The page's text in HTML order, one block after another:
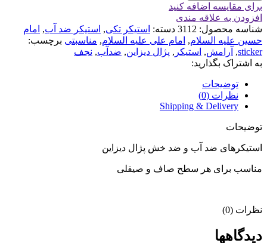
برای مقایسه اضافه کنید
افزودن به علاقه مندی
شناسه محصول: 3112 دسته: استیکر تکی, استیکر ضد آب, امام
حسین علیه السلام, امام علی علیه السلام, مناسبتی برچسب:
sticker
, آرامش, استیکر , پژال دیزاین, ضدآب, نجف
به اشتراک بگذارید:
توضیحات
نظرات (0)
Shipping & Delivery
توضیحات
استیکرهای ضد آب و ضد خش پژال دیزاین
مناسب برای هر سطح صاف و صیقلی
نظرات (0)
دیدگاهها